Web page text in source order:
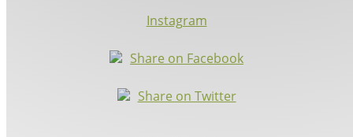
Instagram
Share on Facebook
Share on Twitter